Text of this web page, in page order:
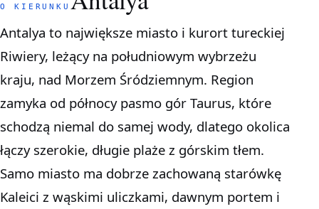
O KIERUNKU
Antalya to największe miasto i kurort tureckiej
Riwiery, leżący na południowym wybrzeżu
kraju, nad Morzem Śródziemnym. Region
zamyka od północy pasmo gór Taurus, które
schodzą niemal do samej wody, dlatego okolica
łączy szerokie, długie plaże z górskim tłem.
Samo miasto ma dobrze zachowaną starówkę
Kaleici z wąskimi uliczkami, dawnym portem i